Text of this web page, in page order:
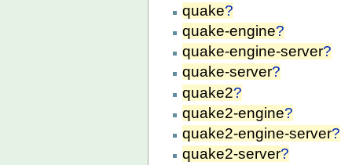
quake?
quake-engine?
quake-engine-server?
quake-server?
quake2?
quake2-engine?
quake2-engine-server?
quake2-server?